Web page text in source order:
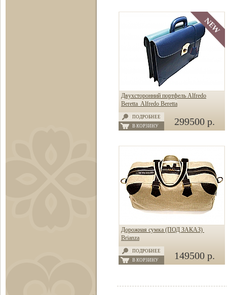
Двухсторонний портфель Alfredo
Beretta Alfredo Beretta
ПОДРОБНЕЕ
В КОРЗИНУ
299500 р.
Дорожная сумка (ПОД ЗАКАЗ)
Brianza
ПОДРОБНЕЕ
В КОРЗИНУ
149500 р.